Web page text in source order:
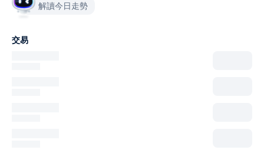
解讀今日走勢
交易